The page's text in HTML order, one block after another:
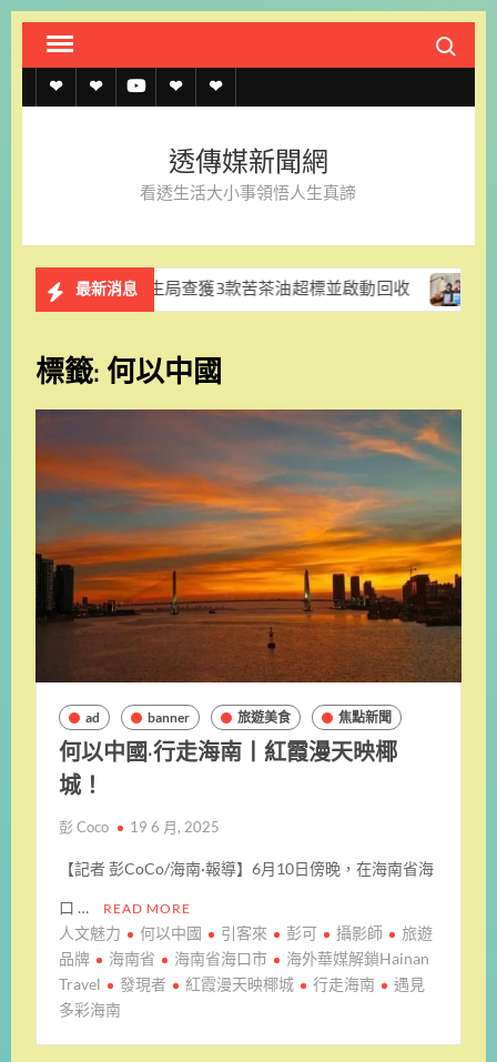
Skip
content
Search
透
約
透
上
記
名
單
透 聯
我
官
LINE
透傳媒新聞網
看透生活大小事領悟人生真諦
最新消息
生局查獲3款苦茶油超標並啟動回收 永續旅遊新亮點
標籤:何以中國
ad banner 旅遊美食 焦點新聞
何以中國·行走海南丨紅霞漫天映椰
城！
彭 Coco 19 6 月, 2025
【記者 彭CoCo/海南·報導】6月10日傍晚，在海南省海
口 … READ MORE
人文魅力 何以中國 引客來 彭可 攝影師
旅遊
品牌
海南省 海南省海口市
海外華媒解鎖Hainan
Travel
發現者 紅霞漫天映椰城 行走海南
遇見
多彩海南